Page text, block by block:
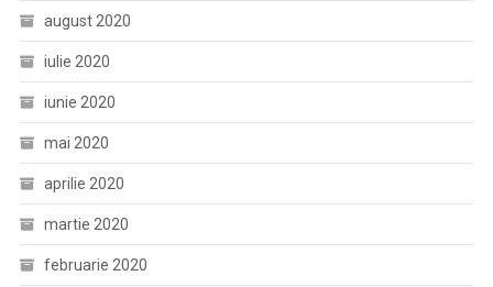
august 2020
iulie 2020
iunie 2020
mai 2020
aprilie 2020
martie 2020
februarie 2020